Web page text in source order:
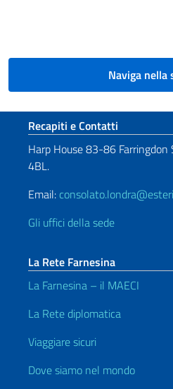
Naviga nella
Sezione footer
Recapiti e Contatti
Harp House 83-86 Farringdon
4BL.
Email:
Gli uffici della sede
La Rete Farnesina
La Farnesina – il MAECI
La Rete diplomatica
Viaggiare sicuri
Dove siamo nel mondo